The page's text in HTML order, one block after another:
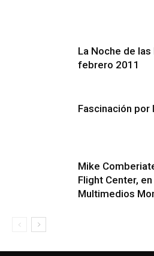
La Noche de
febrero 2011
Fascinación por
Mike
Flight Center,
Multimedios